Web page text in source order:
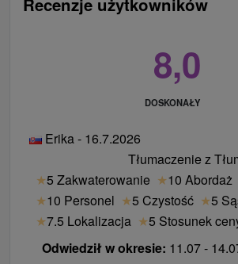
Płatna na miejscu po przyjeździe w
lokalna opłata € 0,70 / osoba /
osoba, do 16.00 godz. € 20 /
wczesne zameldowanie 10
dorosła
obiad € 15 / osoba
Ceny - Informacje
Zakwaterowanie osoby dorosłej na
8,0
DOSKONAŁY
Erika - 16.7.2026
Tłumaczenie z
★5 Zakwaterowanie ★10 Abordaż
★10 Personel ★5 Czystość ★5
★7.5 Lokalizacja ★5 Stosunek
Odwiedził w okresie: 11.07 -